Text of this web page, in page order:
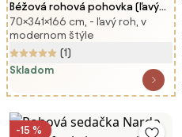
Béžová rohová pohovka (ľavý
roh) Chicago – Cosmopolitan
Design
70×341×166 cm, - ľavý roh, v
modernom štýle
(1)
Skladom
-15 %